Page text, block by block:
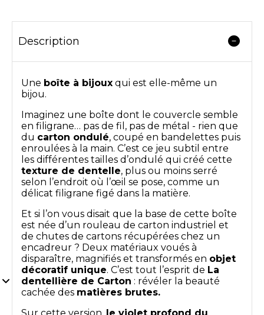
Description
Une boîte à bijoux qui est elle-même un
bijou.
Imaginez une boîte dont le couvercle semble
en filigrane… pas de fil, pas de métal - rien que
du carton ondulé, coupé en bandelettes puis
enroulées à la main. C’est ce jeu subtil entre
les différentes tailles d’ondulé qui créé cette
texture de dentelle, plus ou moins serré
selon l’endroit où l’œil se pose, comme un
délicat filigrane figé dans la matière.
Et si l’on vous disait que la base de cette boîte
est née d’un rouleau de carton industriel et
de chutes de cartons récupérées chez un
encadreur ? Deux matériaux voués à
disparaître, magnifiés et transformés en objet
décoratif unique. C’est tout l’esprit de La
dentellière de Carton : révéler la beauté
cachée des matières brutes.